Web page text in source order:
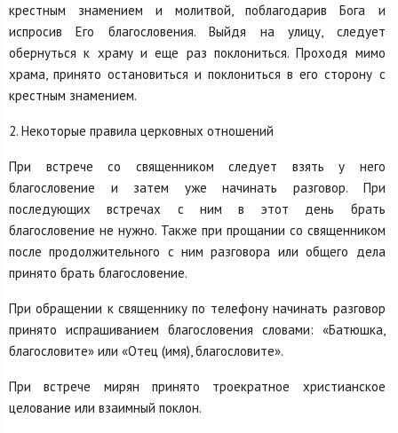
крестным знамением и молитвой, поблагодарив Бога и
испросив Его благословения. Выйдя на улицу, следует
обернуться к храму и еще раз поклониться. Проходя мимо
храма, принято остановиться и поклониться в его сторону с
крестным знамением.
2. Некоторые правила церковных отношений
При встрече со священником следует взять у него
благословение и затем уже начинать разговор. При
последующих встречах с ним в этот день брать
благословение не нужно. Также при прощании со священником
после продолжительного с ним разговора или общего дела
принято брать благословение.
При обращении к священнику по телефону начинать разговор
принято испрашиванием благословения словами: «Батюшка,
благословите» или «Отец (имя), благословите».
При встрече мирян принято троекратное христианское
целование или взаимный поклон.